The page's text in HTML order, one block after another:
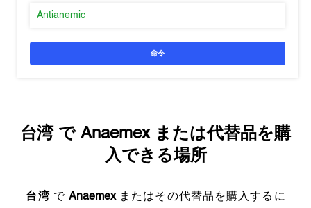
Antianemic
命令
台湾で Anaemexまたは代替品を購
入できる場所
台湾で Anaemexまたはその代替品を購入するに